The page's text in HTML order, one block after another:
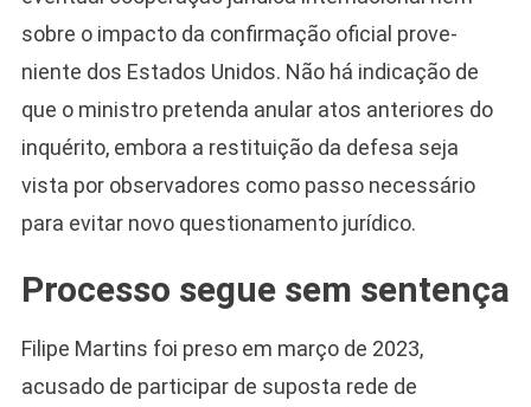
sobre o impacto da confirmação oficial prove­
niente dos Estados Unidos. Não há indicação de
que o ministro pretenda anular atos anteriores do
inquérito, embora a restituição da defesa seja
vista por observadores como passo necessário
para evitar novo questionamento jurídico.
Processo segue sem sentença
Filipe Martins foi preso em março de 2023,
acusado de participar de suposta rede de